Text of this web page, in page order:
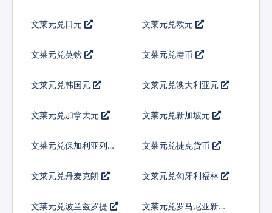
文莱元兑日元 文莱元兑欧元
文莱元兑英镑 文莱元兑港币
文莱元兑韩国元 文莱元兑澳大利亚元
文莱元兑加拿大元 文莱元兑新加坡元
文莱元兑保加利亚列弗 文莱元兑捷克货币
文莱元兑丹麦克朗 文莱元兑匈牙利福林
文莱元兑波兰兹罗提
文莱元兑罗马尼亚新列